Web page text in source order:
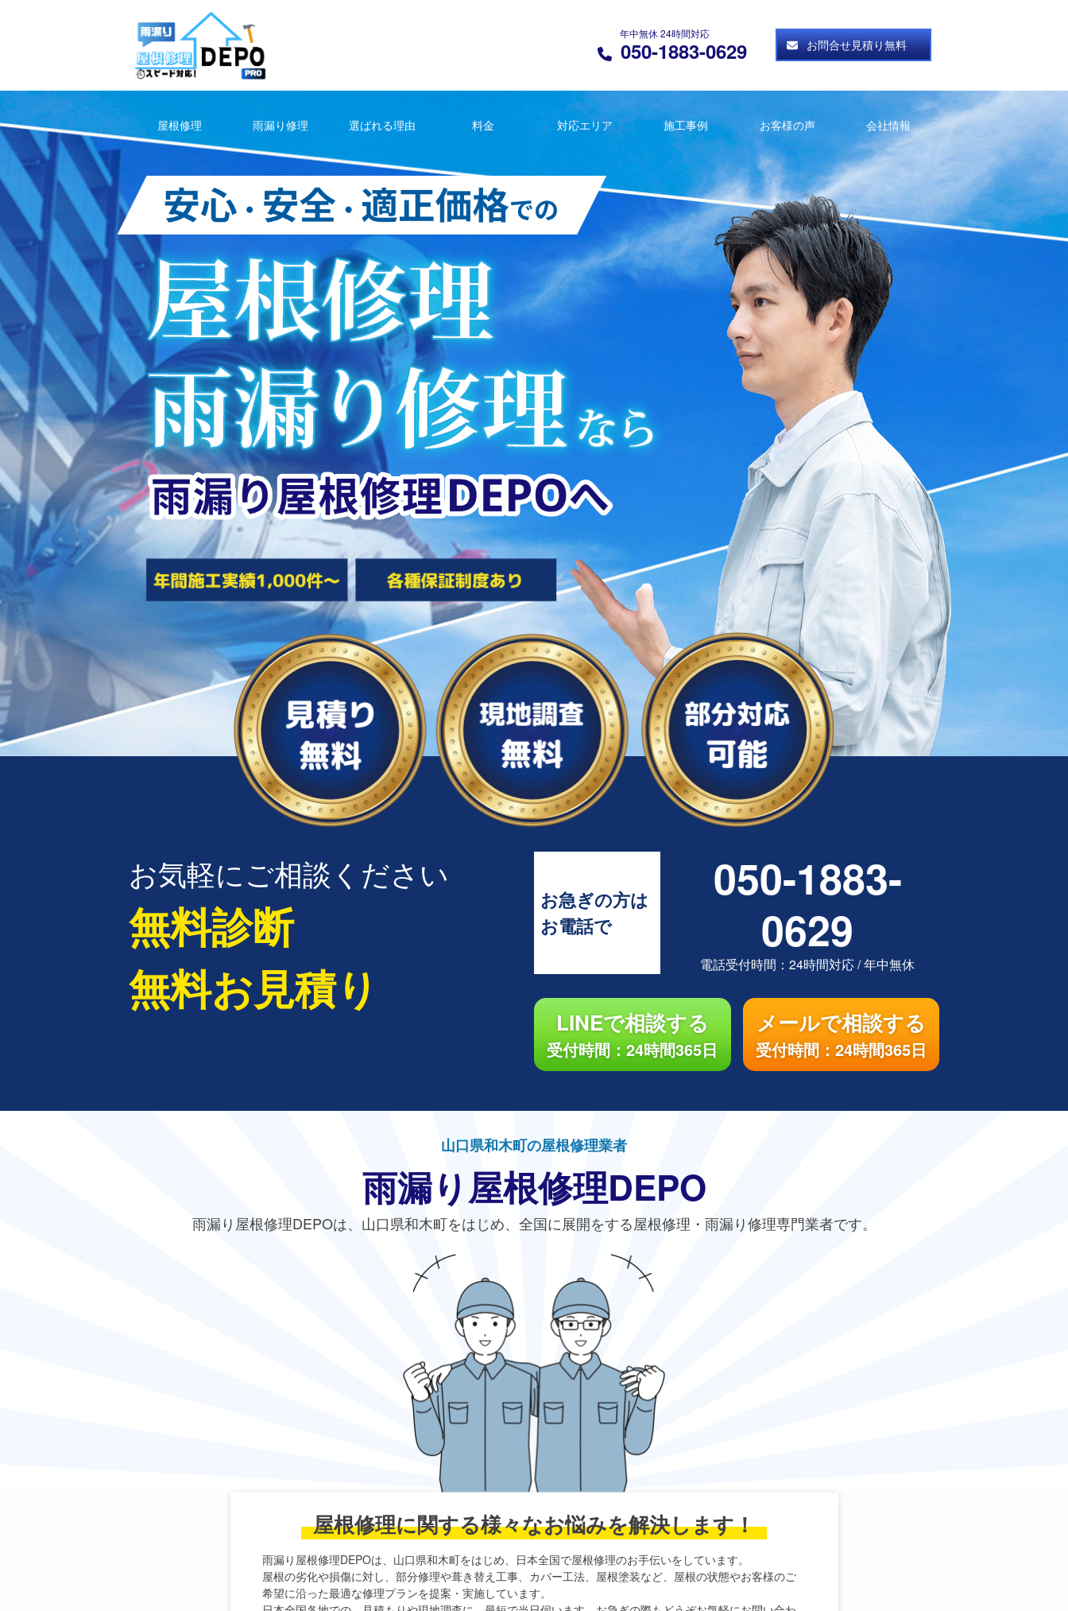
年中無休 24時間対応
050-1883-0629 お問合せ見積り無料
屋根修理 雨漏り修理 選ばれる理由 料金 対応エリア 施工事例 お客様の声 会社情報
お気軽にご相談ください
無料診断
無料お見積り
お急ぎの方は
お電話で
050-1883-
0629
電話受付時間：24時間対応/年中無休
LINEで相談する
受付時間：24時間365日
メールで相談する
受付時間：24時間365日
山口県和木町の屋根修理業者
雨漏り屋根修理DEPO
雨漏り屋根修理DEPOは、山口県和木町をはじめ、全国に展開をする屋根修理・雨漏り修理専門業者です。
屋根修理に関する様々なお悩みを解決します！
雨漏り屋根修理DEPOは、山口県和木町をはじめ、日本全国で屋根修理のお手伝いをしています。
屋根の劣化や損傷に対し、部分修理や葺き替え工事、カバー工法、屋根塗装など、屋根の状態やお客様のご
希望に沿った最適な修理プランを提案・実施しています。